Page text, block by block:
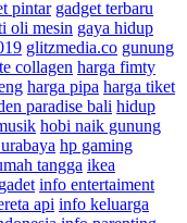
pintar gadget terbaru
oli mesin gaya hidup
glitzmedia.co gunung
collagen harga fimty
harga pipa harga tiket
paradise bali hidup
hobi naik gunung
hp gaming
tangga ikea
info entertaiment
api info keluarga